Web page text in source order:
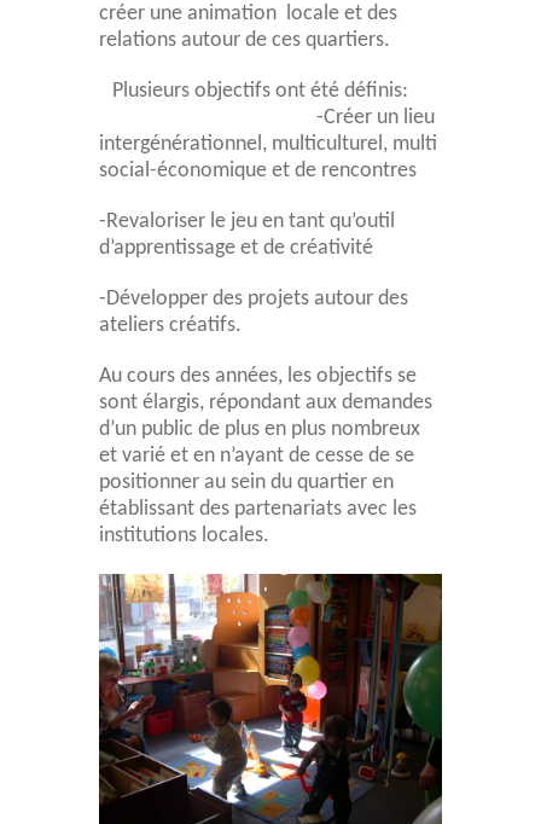
créer une animation locale et des
relations autour de ces quartiers.
Plusieurs objectifs ont été définis:
-Créer un lieu
intergénérationnel, multiculturel, multi
social-économique et de rencontres
-Revaloriser le jeu en tant qu’outil
d’apprentissage et de créativité
-Développer des projets autour des
ateliers créatifs.
Au cours des années, les objectifs se
sont élargis, répondant aux demandes
d’un public de plus en plus nombreux
et varié et en n’ayant de cesse de se
positionner au sein du quartier en
établissant des partenariats avec les
institutions locales.